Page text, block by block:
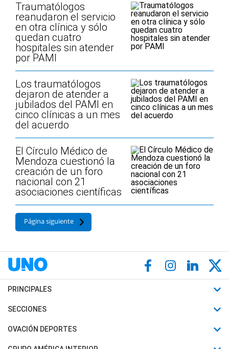
Traumatólogos
reanudaron el servicio
en otra clínica y sólo
quedan cuatro
hospitales sin atender
por PAMI
Los traumatólogos
dejaron de atender a
jubilados del PAMI en
cinco clínicas a un mes
del acuerdo
El Círculo Médico de
Mendoza cuestionó la
creación de un foro
nacional con 21
asociaciones científicas
Página siguiente
PRINCIPALES
Últimas Noticias
Política
SECCIONES
Horóscopo
Motores
OVACIÓN DEPORTES